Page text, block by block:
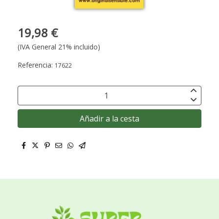
19,98 €
(IVA General 21% incluido)
Referencia: 17622
Añadir a la cesta